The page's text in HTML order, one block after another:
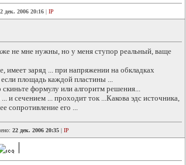
дек. 2006 20:16 | IP
не мне нужны, но у меня ступор реальный, ваще
имеет заряд ... при напряжении на обкладках
площадь каждой пластины ...
формулу или алгоритм решения...
сечением ... проходит ток ...Какова эдс источника,
сопротивление его ...
22 дек. 2006 20:35 | IP